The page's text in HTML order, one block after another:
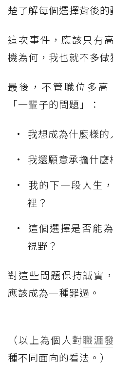
楚了解每個選擇背後的
這次事件，應該只有
機為何，我也就不多做
最後，不管職位多
「一輩子的問題」：
我想成為什麼樣的
我還願意承擔什麼
我的下一段人生
裡？
這個選擇是否能
視野？
對這些問題保持誠實
應該成為一種罪過。
（以上為個人對職涯
種不同面向的看法。）